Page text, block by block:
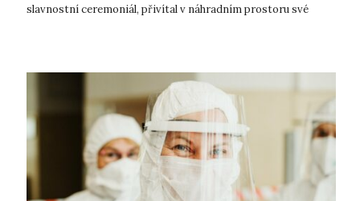
slavnostní ceremoniál, přivítal v náhradním prostoru své